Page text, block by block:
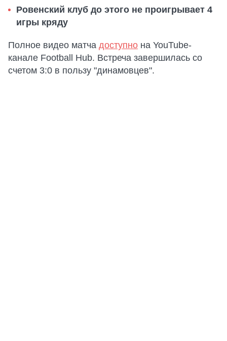
Ровенский клуб до этого не проигрывает 4
игры кряду
Полное видео матча доступно на YouTube-
канале Football Hub. Встреча завершилась со
счетом 3:0 в пользу "динамовцев".